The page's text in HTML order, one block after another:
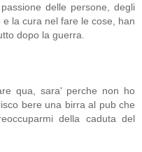
delle persone, degli
la cura nel fare le cose, han
dopo la guerra.
qua, sara' perche non ho
bere una birra al pub che
della caduta del